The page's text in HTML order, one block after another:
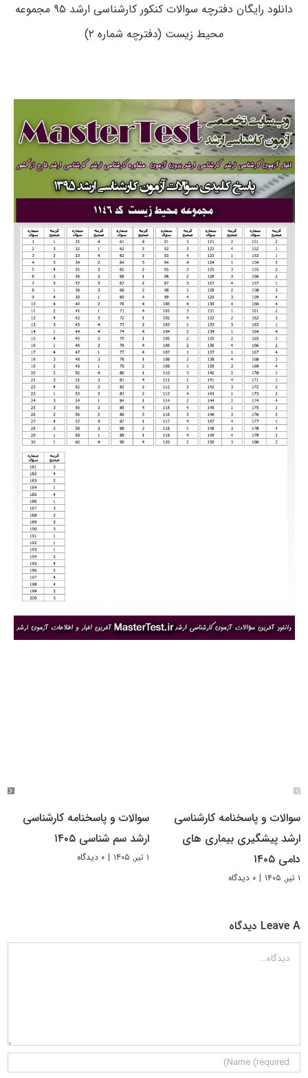
دانلود رایگان دفترچه سوالات کنکور کارشناسی ارشد ۹۵ مجموعه
محیط زیست (دفترچه شماره ۲)
سوالات و پاسخنامه کارشناسی
ارشد پیشگیری بیماری های
دامی ۱۴۰۵
۱ تیر, ۱۴۰۵ | ۰ دیدگاه
سوالات و پاسخنامه کارشناسی
ارشد سم شناسی ۱۴۰۵
۱ تیر, ۱۴۰۵ | ۰ دیدگاه
Leave A دیدگاه
دیدگاه